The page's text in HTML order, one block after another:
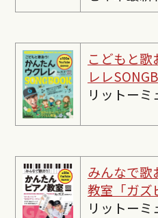
こどもと歌
レレ
リットーミ
みんなで歌
教室「ガズ
リットーミ